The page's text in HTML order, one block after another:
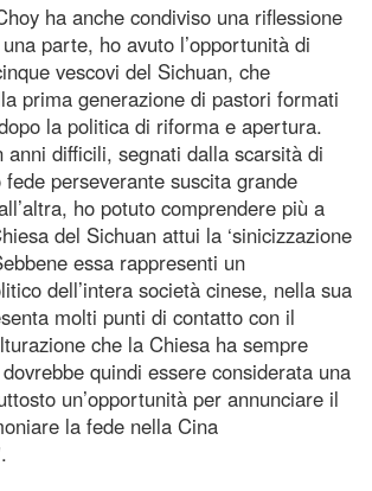
ha anche condiviso una riflessione
parte, ho avuto l’opportunità di
vescovi del Sichuan, che
prima generazione di pastori formati
la politica di riforma e apertura.
anni difficili, segnati dalla scarsità di
perseverante suscita grande
ho potuto comprendere più a
del Sichuan attui la ‘sinicizzazione
essa rappresenti un
dell’intera società cinese, nella sua
molti punti di contatto con il
che la Chiesa ha sempre
quindi essere considerata una
un’opportunità per annunciare il
la fede nella Cina